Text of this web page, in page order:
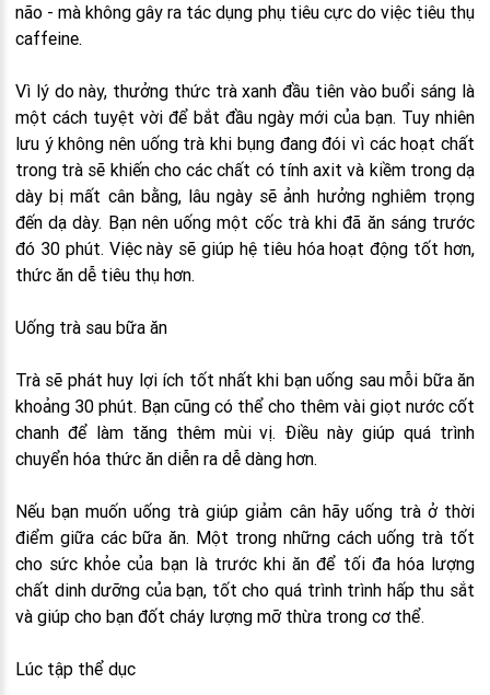
não - mà không gây ra tác dụng phụ tiêu cực do việc tiêu thụ
caffeine.
Vì lý do này, thưởng thức trà xanh đầu tiên vào buổi sáng là
một cách tuyệt vời để bắt đầu ngày mới của bạn. Tuy nhiên
lưu ý không nên uống trà khi bụng đang đói vì các hoạt chất
trong trà sẽ khiến cho các chất có tính axit và kiềm trong dạ
dày bị mất cân bằng, lâu ngày sẽ ảnh hưởng nghiêm trọng
đến dạ dày. Bạn nên uống một cốc trà khi đã ăn sáng trước
đó 30 phút. Việc này sẽ giúp hệ tiêu hóa hoạt động tốt hơn,
thức ăn dễ tiêu thụ hơn.
Uống trà sau bữa ăn
Trà sẽ phát huy lợi ích tốt nhất khi bạn uống sau mỗi bữa ăn
khoảng 30 phút. Bạn cũng có thể cho thêm vài giọt nước cốt
chanh để làm tăng thêm mùi vị. Điều này giúp quá trình
chuyển hóa thức ăn diễn ra dễ dàng hơn.
Nếu bạn muốn uống trà giúp giảm cân hãy uống trà ở thời
điểm giữa các bữa ăn. Một trong những cách uống trà tốt
cho sức khỏe của bạn là trước khi ăn để tối đa hóa lượng
chất dinh dưỡng của bạn, tốt cho quá trình trình hấp thu sắt
và giúp cho bạn đốt cháy lượng mỡ thừa trong cơ thể.
Lúc tập thể dục